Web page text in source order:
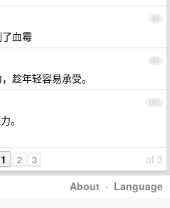
98
血霉
99
趁年轻容易承受。
100
。
of 3
1 2 3
About · Language